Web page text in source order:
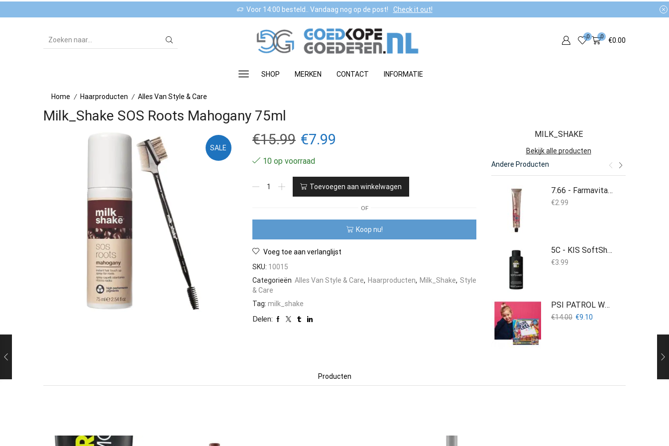
Voor 14:00 besteld.. Vandaag nog op de post! Check it out!
0 0 €0.00
SHOP MERKEN CONTACT INFORMATIE
Home / Haarproducten / Alles Van Style & Care
Milk_Shake SOS Roots Mahogany 75ml
SALE
€15.99 Oorspronkelijke
prijs
was:
€15.99.
€7.99
is:
€7.99.
10 op voorraad
Milk_Shake
75ml
Toevoegen aan winkelwagen
OF
Koop nu!
Voeg toe aan verlanglijst
SKU: 10015
Categorieën Alles Van Style & Care, Haarproducten, Milk_Shake, Style
& Care
Tag: milk_shake
Delen:
MILK_SHAKE
Bekijk alle producten
Andere Producten
7.66 - Farmavita - Life Color Plus - 100ML
€2.99
5C - KIS SoftShades 100ML
€3.99
PSI PATROL WATER MAT watermarker sjablonen
€14.00 Oorspronkelijke
€9.10
Producten